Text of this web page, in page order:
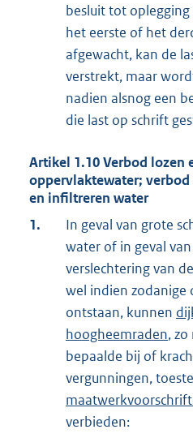
besluit tot
het eerste of het
afgewacht, kan de
verstrekt, maar
nadien alsnog een
die last op schrift
Artikel 1.10Verbod lozen
oppervlaktewater;
en infiltreren water
1.
In geval van grote
water of in geval
verslechtering van
wel indien
ontstaan, kunnen
hoogheemraden,
bepaalde bij of
vergunningen,
verbieden: